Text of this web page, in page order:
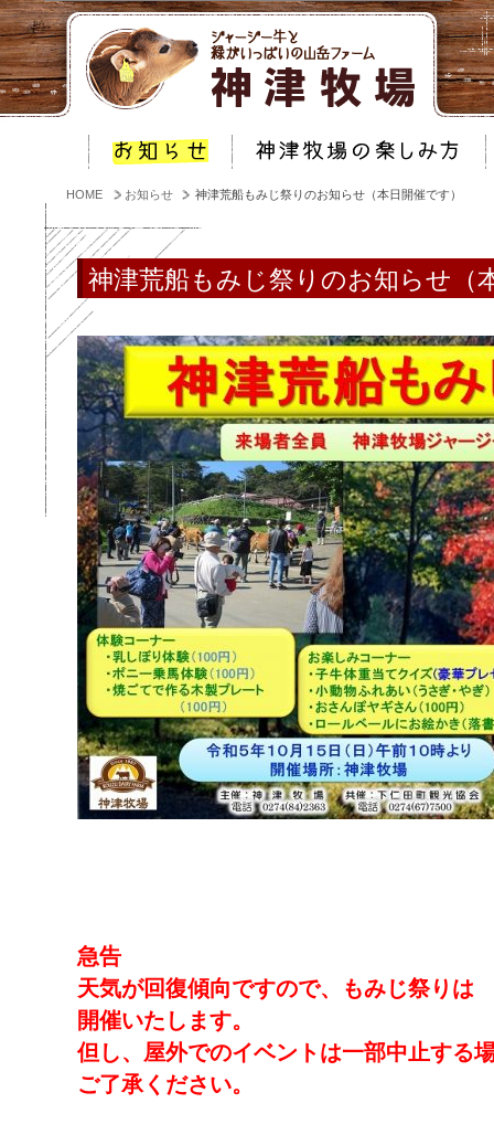
HOME お知らせ 神津荒船もみじ祭りのお知らせ（本日開催です）
神津荒船もみじ祭りのお知らせ（
急告
天気が回復傾向ですので、もみじ祭りは
開催いたします。
但し、屋外でのイベントは一部中止する
ご了承ください。